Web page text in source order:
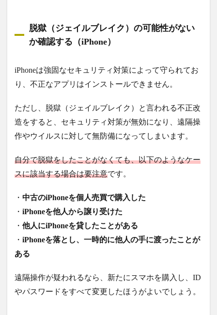
脱獄（ジェイルブレイク）の可能性がない
か確認する（iPhone）
iPhoneは強固なセキュリティ対策によって守られてお
り、不正なアプリはインストールできません。
ただし、脱獄（ジェイルブレイク）と言われる不正改
造をすると、セキュリティ対策が無効になり、遠隔操
作やウイルスに対して無防備になってしまいます。
自分で脱獄をしたことがなくても、以下のようなケー
スに該当する場合は要注意です。
・ 中古のiPhoneを個人売買で購入した
・ iPhoneを他人から譲り受けた
・ 他人にiPhoneを貸したことがある
・ iPhoneを落とし、一時的に他人の手に渡ったことが
ある
遠隔操作が疑われるなら、新たにスマホを購入し、ID
やパスワードをすべて変更したほうがよいでしょう。